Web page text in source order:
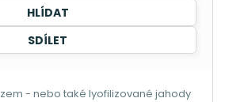
HLÍDAT
SDÍLET
- nebo také lyofilizované jahody